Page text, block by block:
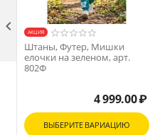
AКЦИЯ
Штаны, Футер, Мишки
елочки на зеленом, арт.
802Ф
4 999.00₽
ВЫБЕРИТЕ ВАРИАЦИЮ
